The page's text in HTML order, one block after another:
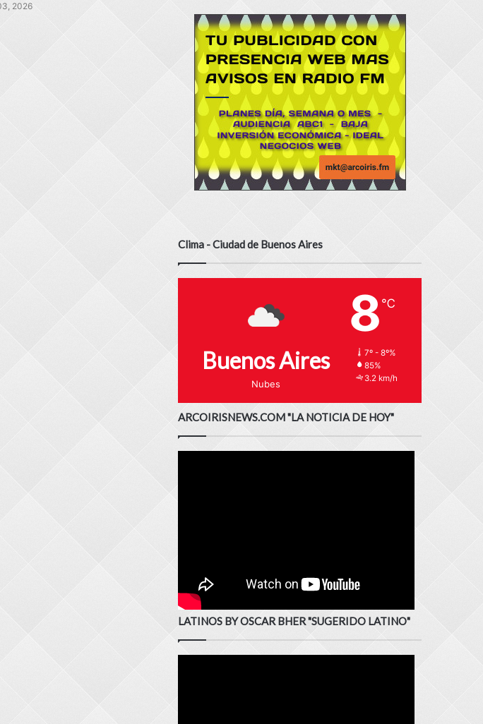
2026
Clima - Ciudad de Buenos Aires
Buenos Aires
Nubes
8 ℃
7º - 8º%
85%
3.2 km/h
ARCOIRISNEWS.COM "LA NOTICIA DE HOY"
LATINOS BY OSCAR BHER "SUGERIDO LATINO"